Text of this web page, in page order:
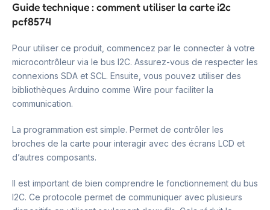
Guide technique : comment utiliser la carte i2c
pcf8574
Pour utiliser ce produit, commencez par le connecter à votre
microcontrôleur via le bus I2C. Assurez-vous de respecter les
connexions SDA et SCL. Ensuite, vous pouvez utiliser des
bibliothèques Arduino comme Wire pour faciliter la
communication.
La programmation est simple. Permet de contrôler les
broches de la carte pour interagir avec des écrans LCD et
d’autres composants.
Il est important de bien comprendre le fonctionnement du bus
I2C. Ce protocole permet de communiquer avec plusieurs